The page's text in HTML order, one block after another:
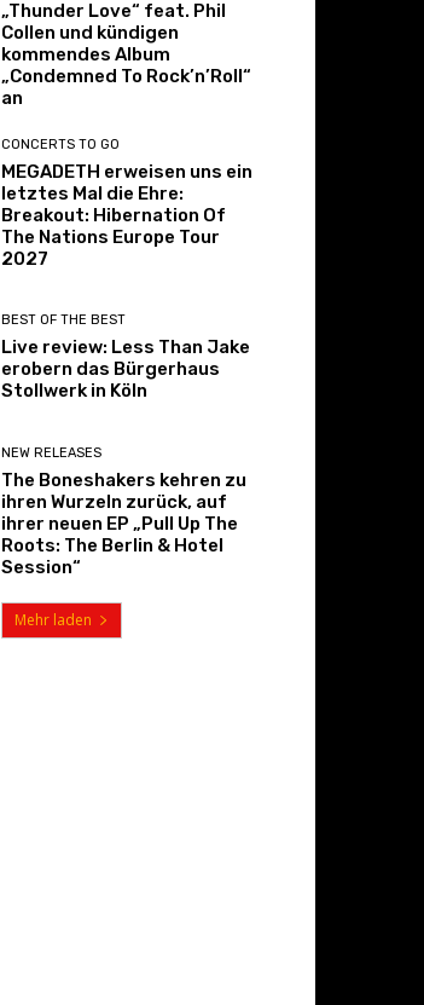
„Thunder Love“ feat. Phil
Collen und kündigen
kommendes Album
„Condemned To Rock’n’Roll“
an
CONCERTS TO GO
MEGADETH erweisen uns ein
letztes Mal die Ehre:
Breakout: Hibernation Of
The Nations Europe Tour
2027
BEST OF THE BEST
Live review: Less Than Jake
erobern das Bürgerhaus
Stollwerk in Köln
NEW RELEASES
The Boneshakers kehren zu
ihren Wurzeln zurück, auf
ihrer neuen EP „Pull Up The
Roots: The Berlin & Hotel
Session“
Mehr laden